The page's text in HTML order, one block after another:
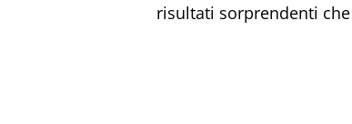
risultati sorprendenti